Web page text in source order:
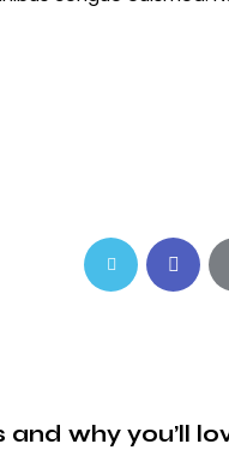
Twitter-
why you’ll